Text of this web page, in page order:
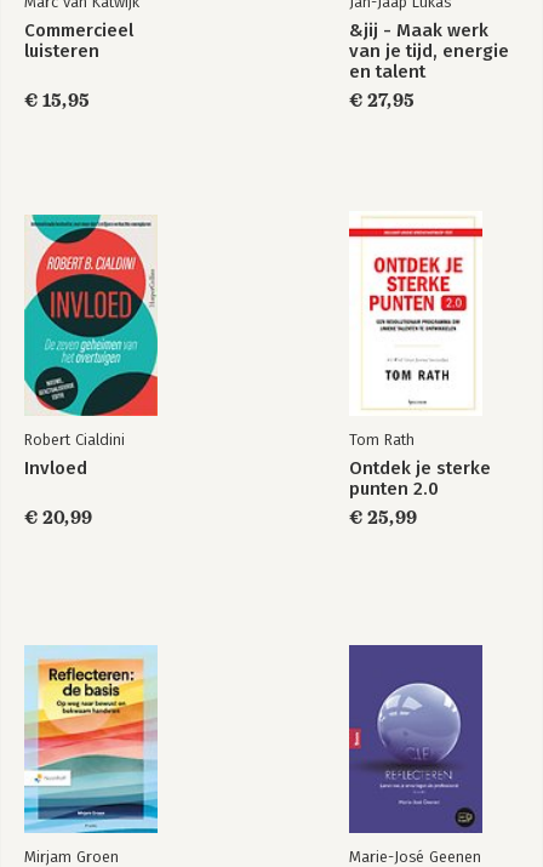
Commercieel
Overtuigend
luisteren
13. Taal stuurt [ 101 ]
Hoe je mensen laat volgen
Waarom we niet moeten oordelen
15. Respectvolle onenigheid [ 123 ]
17. Even schakelen [ 131 ]
Hoe gesprekken in elkaar zitten
18. Forte [ 139 ]
Hoe het verder ging
Commercieel
luisteren
€ 15,95
&jij - Maak werk
van je tijd, energie
en talent
€ 27,95
Robert Cialdini
Invloed
€ 20,99
Tom Rath
Ontdek je sterke
punten 2.0
€ 25,99
Mirjam Groen Marie-José Geenen